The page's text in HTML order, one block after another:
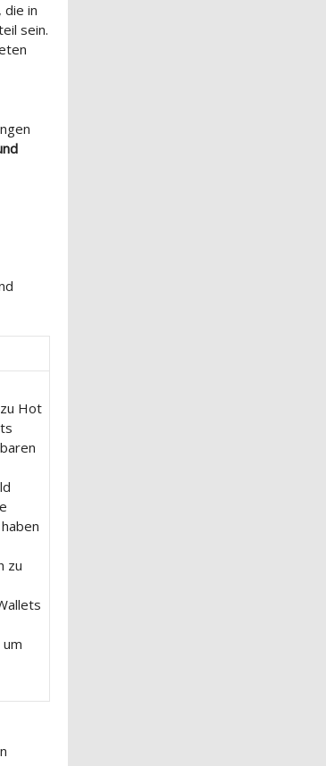
die in
sein.
zu Hot
zu